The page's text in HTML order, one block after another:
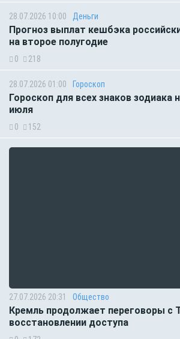
28.07.2026 10:00 Деньги
Прогноз выплат кешбэка
на второе полугодие
0 218
28.07.2026 01:00 Гороскоп
Гороскоп для всех знаков зодиака
июля
0 152
27.07.2026 20:31 Общество
Кремль продолжает переговоры с
восстановлении доступа